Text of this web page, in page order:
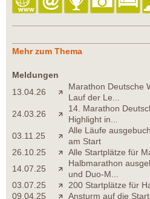
Mehr zum Thema
Meldungen
13.04.26
Marathon Deutsche
Lauf der Le...
24.03.26
14. Marathon
Highlight in...
03.11.25
Alle Läufe
am Start
26.10.25
Alle Startplätze für
14.07.25
Halbmarathon
und Duo-M...
03.07.25
200 Startplätze für
09.04.25
Ansturm auf die